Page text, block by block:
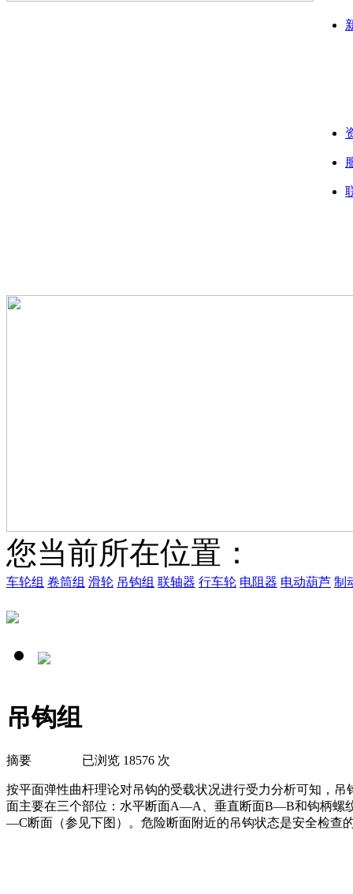
您当前所在位置：
车轮组 卷筒组 滑轮 吊钩组 联轴器 行车轮 电阻器 电动葫芦 制
吊钩组
摘要 已浏览 18576 次
按平面弹性曲杆理论对吊钩的受载状况进行受力分析可知，吊
面主要在三个部位：水平断面A—A、垂直断面B—B和钩柄螺
—C断面（参见下图）。危险断面附近的吊钩状态是安全检查